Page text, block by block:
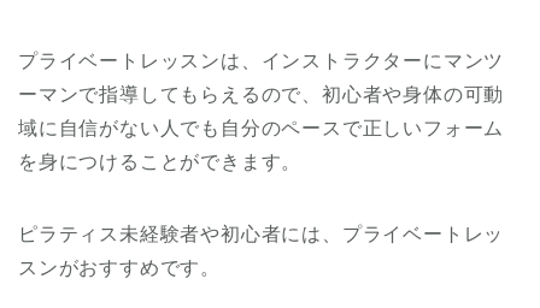
プライベートレッスンは、インストラクターにマンツ
ーマンで指導してもらえるので、初心者や身体の可動
域に自信がない人でも自分のペースで正しいフォーム
を身につけることができます。
ピラティス未経験者や初心者には、プライベートレッ
スンがおすすめです。